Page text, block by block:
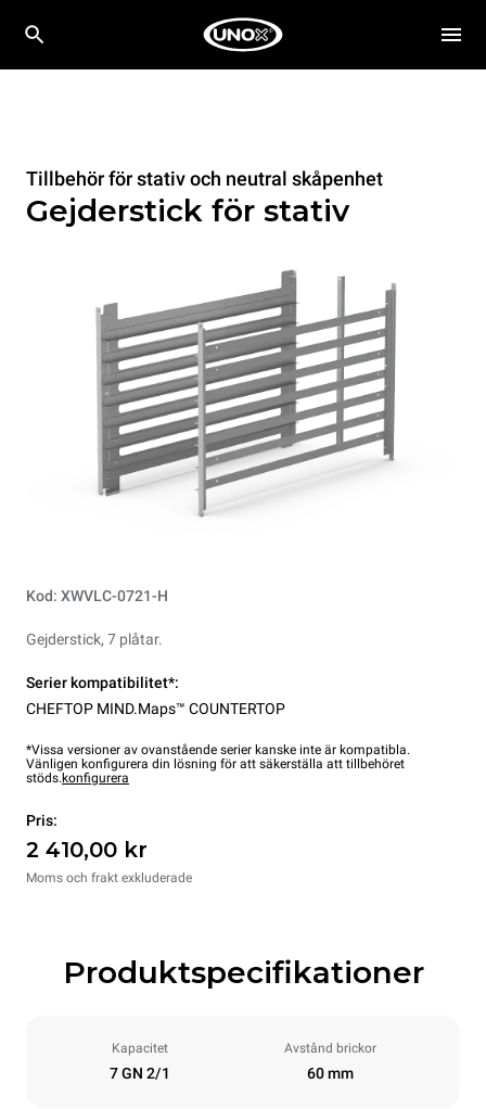
Tillbehör för stativ och neutral skåpenhet
Gejderstick för stativ
Kod: XWVLC-0721-H
Gejderstick, 7 plåtar.
Serier kompatibilitet*:
CHEFTOP MIND.Maps™ COUNTERTOP
*Vissa versioner av ovanstående serier kanske inte är kompatibla.
Vänligen konfigurera din lösning för att säkerställa att tillbehöret
stöds. konfigurera
Pris:
2 410,00 kr
Moms och frakt exkluderade
Produktspecifikationer
Kapacitet
7 GN 2/1
Avstånd brickor
60 mm